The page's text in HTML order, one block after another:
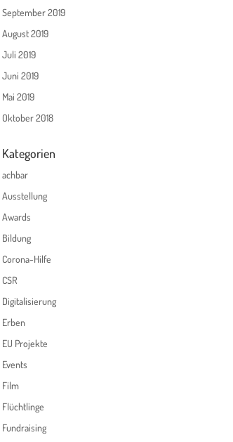
September 2019
August 2019
Juli 2019
Juni 2019
Mai 2019
Oktober 2018
Kategorien
achbar
Ausstellung
Awards
Bildung
Corona-Hilfe
CSR
Digitalisierung
Erben
EU Projekte
Events
Film
Flüchtlinge
Fundraising